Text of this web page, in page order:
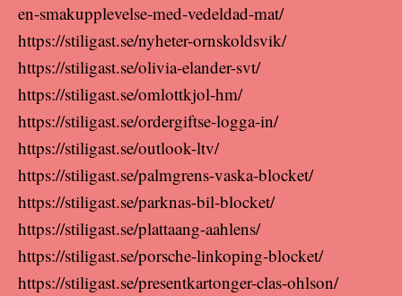
en-smakupplevelse-med-vedeldad-mat/
https://stiligast.se/nyheter-ornskoldsvik/
https://stiligast.se/olivia-elander-svt/
https://stiligast.se/omlottkjol-hm/
https://stiligast.se/ordergiftse-logga-in/
https://stiligast.se/outlook-ltv/
https://stiligast.se/palmgrens-vaska-blocket/
https://stiligast.se/parknas-bil-blocket/
https://stiligast.se/plattaang-aahlens/
https://stiligast.se/porsche-linkoping-blocket/
https://stiligast.se/presentkartonger-clas-ohlson/